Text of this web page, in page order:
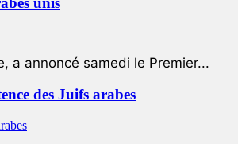
a annoncé samedi le Premier...
des Juifs arabes